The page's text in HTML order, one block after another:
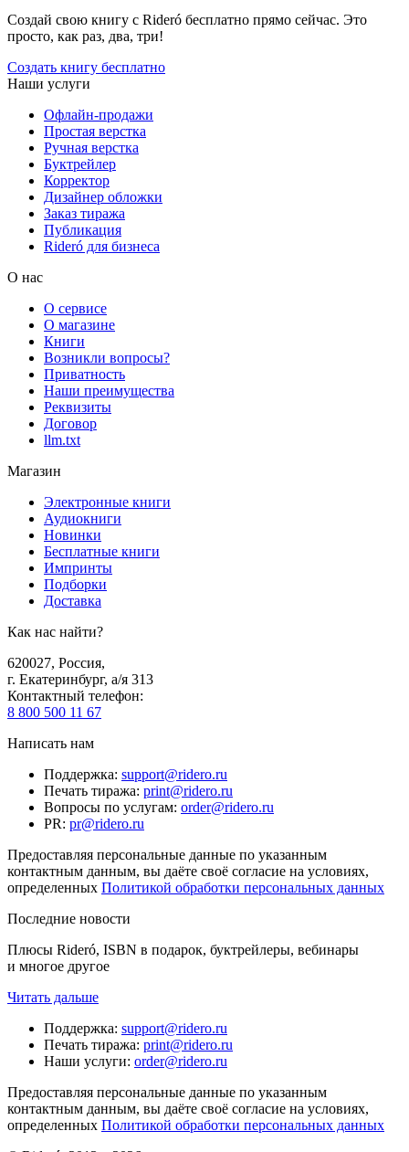
Создай свою книгу с Rideró бесплатно прямо сейчас. Это
просто, как раз, два, три!
Создать книгу бесплатно
Наши услуги
Офлайн-продажи
Простая верстка
Ручная верстка
Буктрейлер
Корректор
Дизайнер обложки
Заказ тиража
Публикация
Rideró для бизнеса
О нас
О сервисе
О магазине
Книги
Возникли вопросы?
Приватность
Наши преимущества
Реквизиты
Договор
llm.txt
Магазин
Электронные книги
Аудиокниги
Новинки
Бесплатные книги
Импринты
Подборки
Доставка
Как нас найти?
620027, Россия,
г. Екатеринбург, а/я 313
Контактный телефон:
8 800 500 11 67
Написать нам
Поддержка: support@ridero.ru
Печать тиража: print@ridero.ru
Вопросы по услугам: order@ridero.ru
PR: pr@ridero.ru
Предоставляя персональные данные по указанным
контактным данным, вы даёте своё согласие на условиях,
определенных Политикой обработки персональных данных
Последние новости
Плюсы Rideró, ISBN в подарок, буктрейлеры, вебинары
и многое другое
Читать дальше
Поддержка: support@ridero.ru
Печать тиража: print@ridero.ru
Наши услуги: order@ridero.ru
Предоставляя персональные данные по указанным
контактным данным, вы даёте своё согласие на условиях,
определенных Политикой обработки персональных данных